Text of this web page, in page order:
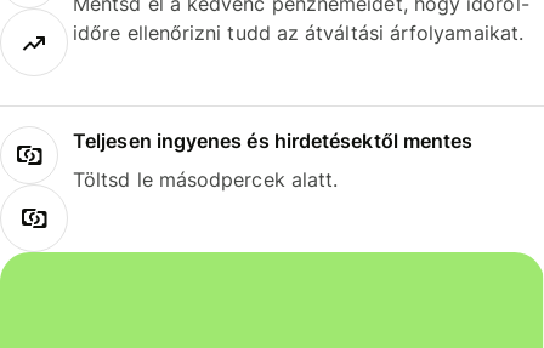
időre ellenőrizni tudd az átváltási árfolyamaikat.
Teljesen ingyenes és hirdetésektől mentes
Töltsd le másodpercek alatt.